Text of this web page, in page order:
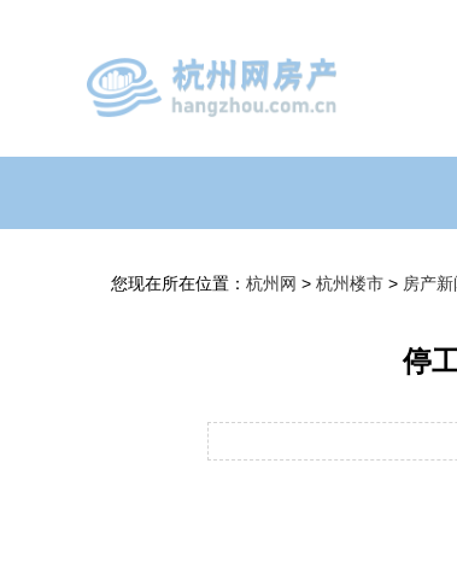
您现在所在位置： 杭州网 > 杭州楼市 > 房产新
停